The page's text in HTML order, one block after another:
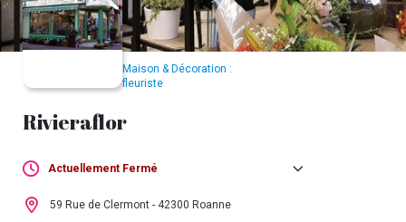
Maison & Décoration :
fleuriste
Rivieraflor
Actuellement Fermé
Lundi : Fermé
59 Rue de Clermont - 42300 Roanne